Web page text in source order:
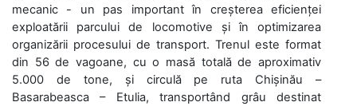
mecanic - un pas important în creșterea eficienței
exploatării parcului de locomotive și în optimizarea
organizării procesului de transport. Trenul este format
din 56 de vagoane, cu o masă totală de aproximativ
5.000 de tone, și circulă pe ruta Chișinău –
Basarabeasca – Etulia, transportând grâu destinat